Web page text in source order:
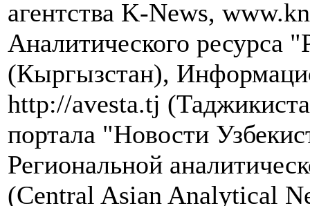
агентства K-News,
Аналитического ресурса
(Кыргызстан),
http://avesta.tj
портала "Новости
Региональной
(Central Asian Analytical